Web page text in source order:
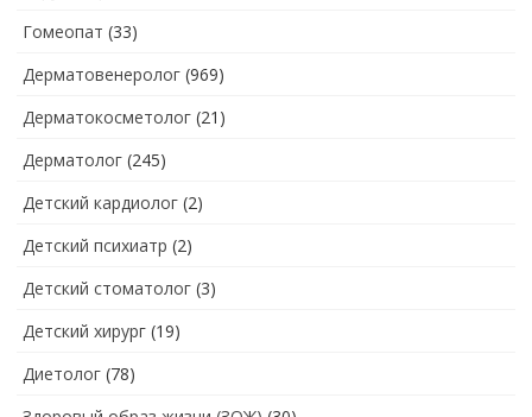
Гомеопат (33)
Дерматовенеролог (969)
Дерматокосметолог (21)
Дерматолог (245)
Детский кардиолог (2)
Детский психиатр (2)
Детский стоматолог (3)
Детский хирург (19)
Диетолог (78)